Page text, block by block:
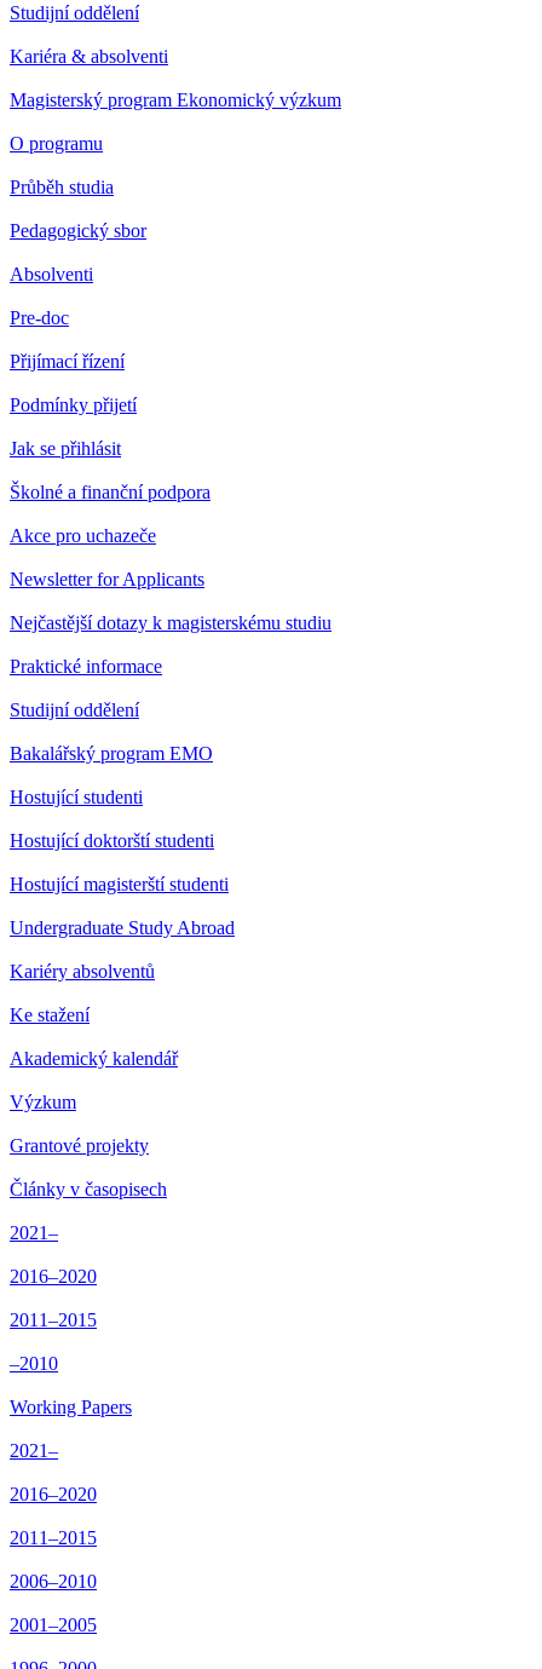
Studijní oddělení
Kariéra & absolventi
Magisterský program Ekonomický výzkum
O programu
Průběh studia
Pedagogický sbor
Absolventi
Pre-doc
Přijímací řízení
Podmínky přijetí
Jak se přihlásit
Školné a finanční podpora
Akce pro uchazeče
Newsletter for Applicants
Nejčastější dotazy k magisterskému studiu
Praktické informace
Studijní oddělení
Bakalářský program EMO
Hostující studenti
Hostující doktorští studenti
Hostující magisterští studenti
Undergraduate Study Abroad
Kariéry absolventů
Ke stažení
Akademický kalendář
Výzkum
Grantové projekty
Články v časopisech
2021–
2016–2020
2011–2015
–2010
Working Papers
2021–
2016–2020
2011–2015
2006–2010
2001–2005